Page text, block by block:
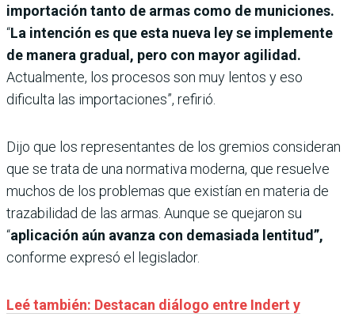
importación tanto de armas como de municiones.
“La intención es que esta nueva ley se implemente
de manera gradual, pero con mayor agilidad.
Actualmente, los procesos son muy lentos y eso
dificulta las importaciones”, refirió.
Dijo que los representantes de los gremios consideran
que se trata de una normativa moderna, que resuelve
muchos de los problemas que existían en materia de
trazabilidad de las armas. Aunque se quejaron su
“aplicación aún avanza con demasiada lentitud”,
conforme expresó el legislador.
Leé también: Destacan diálogo entre Indert y